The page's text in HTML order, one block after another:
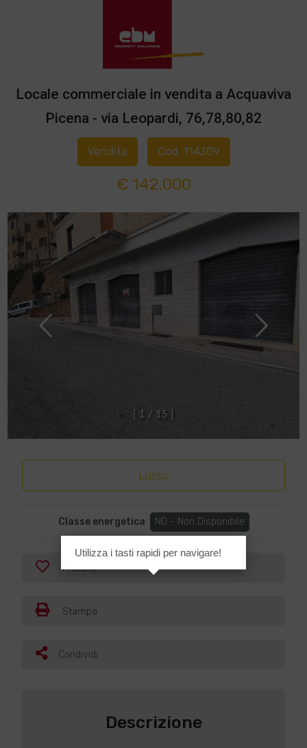
Locale commerciale in vendita a Acquaviva
Picena - via Leopardi, 76,78,80,82
Vendita Cod. 114309
€ 142.000
1 / 15
Lusso
Classe energetica: ND - Non Disponibile
Preferiti
Stampa
Condividi
Descrizione
Utilizza i tasti rapidi per navigare!